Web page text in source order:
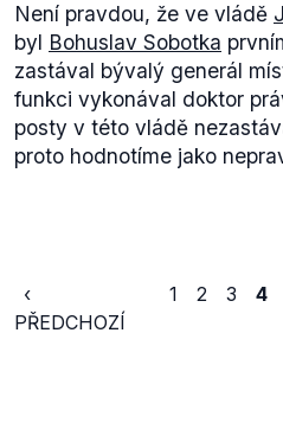
Není pravdou, že ve vládě
byl Bohuslav Sobotka
zastával bývalý generál
funkci vykonával doktor
posty v této vládě
proto hodnotíme jako
‹
PŘEDCHOZÍ
1 2 3 4